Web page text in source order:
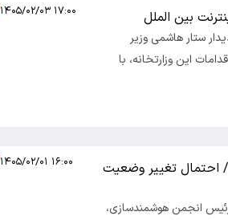
بین الملل
ستار هاشمی وزیر
این وزارتخانه، با
۱۴۰۵/۰۲/۰۳ ۱۷:۰۰
احتمال تغییر وضعیت
رئیس انجمن هوشمندسازی،
۱۴۰۵/۰۲/۰۱ ۱۶:۰۰